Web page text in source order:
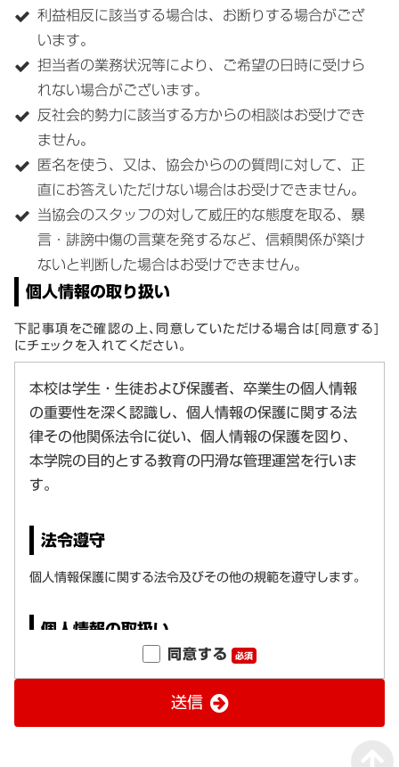
利益相反に該当する場合は、お断りする場合がござ
います。
担当者の業務状況等により、ご希望の日時に受けら
れない場合がございます。
反社会的勢力に該当する方からの相談はお受けでき
ません。
匿名を使う、又は、協会からのの質問に対して、正
直にお答えいただけない場合はお受けできません。
当協会のスタッフの対して威圧的な態度を取る、暴
言・誹謗中傷の言葉を発するなど、信頼関係が築け
ないと判断した場合はお受けできません。
個人情報の取り扱い
下記事項をご確認の上、同意していただける場合は[同意する]
にチェックを入れてください。
同意する 必須
送信